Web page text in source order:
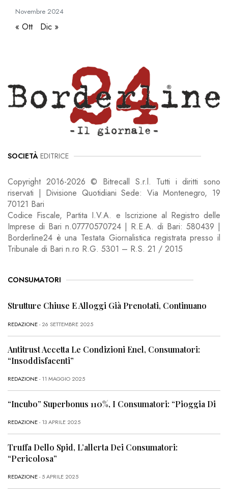
Novembre 2024
« Ott Dic »
SOCIETÀ EDITRICE
Copyright 2016-2026 © Bitrecall S.r.l. Tutti i diritti sono
riservati | Divisione Quotidiani Sede: Via Montenegro, 19
70121 Bari
Codice Fiscale, Partita I.V.A. e Iscrizione al Registro delle
Imprese di Bari n.07770570724 | R.E.A. di Bari: 580439 |
Borderline24 è una Testata Giornalistica registrata presso il
Tribunale di Bari n.ro R.G. 5301 – R.S. 21 / 2015
CONSUMATORI
Strutture Chiuse E Alloggi Già Prenotati, Continuano
REDAZIONE- 26 SETTEMBRE 2025
Antitrust Accetta Le Condizioni Enel, Consumatori:
“Insoddisfacenti”
REDAZIONE- 11 MAGGIO 2025
“Incubo” Superbonus 110%, I Consumatori: “Pioggia Di
REDAZIONE- 13 APRILE 2025
Truffa Dello Spid, L’allerta Dei Consumatori:
“Pericolosa”
REDAZIONE- 5 APRILE 2025